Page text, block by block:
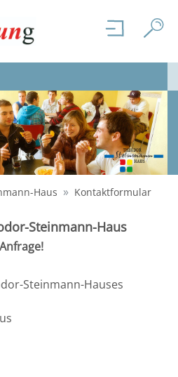
Haus Kontaktformular
Steinmann-Haus
Steinmann-Hauses